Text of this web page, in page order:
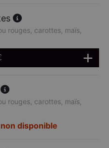
rouges, carottes, maïs,
rouges, carottes, maïs,
disponible